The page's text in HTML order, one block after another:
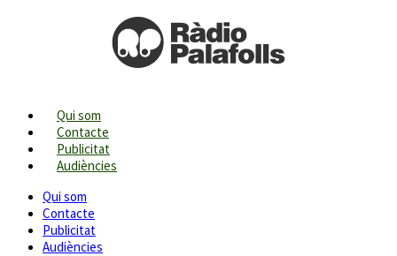
Qui som
Contacte
Publicitat
Audiències
Qui som
Contacte
Publicitat
Audiències